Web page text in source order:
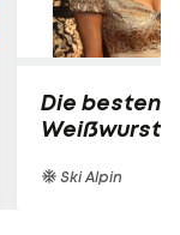
Die besten
Weißwurst-
Ski Alpin